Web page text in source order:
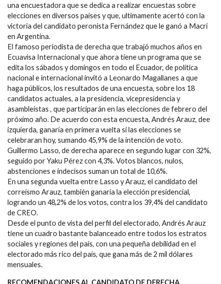
una encuestadora que se dedica a realizar encuestas sobre
elecciones en diversos países y que, ultimamente acertó con la
victoria del candidato peronista Fernández que le ganó a Macri
en Argentina.
El famoso periodista de derecha que trabajó muchos años en
Ecuavisa Internacional y que ahora tiene un programa que se
edita los sábados y domingos en todo el Ecuador, de política
nacional e internacional invitó a Leonardo Magallanes a que
haga públicos, los resultados de una encuesta, sobre los 18
candidatos actuales, a la presidencia, vicepresidencia y
asambleístas , que participarán en las elecciones de febrero del
próximo año. De acuerdo con esta encuesta, Andrés Arauz, dee
izquierda, ganaría en primera vuelta si las elecciones se
celebraran hoy, sumando 45,9% de la intención de voto.
Guillermo Lasso, de derecha aparece en segundo lugar con 32%,
seguido por Yaku Pérez con 4,3%. Votos blancos, nulos,
abstenciones e indecisos suman un total de 10,6%.
En una segunda vuelta entre Lasso y Arauz, el candidato del
correísmo Arauz, también ganaría la elección presidencial,
logrando un 48,2% de los votos, contra los 39,4% del candidato
de CREO.
Desde el punto de vista del perfil del electorado, Andrés Arauz
tiene un cuadro bastante balanceado entre todos los estratos
sociales y regiones del país, con una pequeña debilidad en el
electorado más rico del país, que gana más de 2 mil dólares
mensuales.
RECOMENDACIONES AL CANDIDATO DE DERECHA